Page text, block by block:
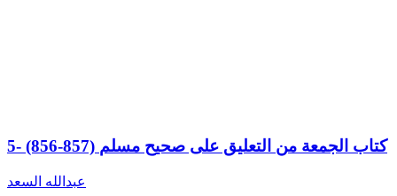
5- (856-857) كتاب الجمعة من التعليق على صحيح مسلم
عبدالله السعد